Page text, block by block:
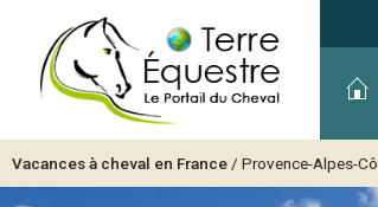
Vacances à cheval en France / Provence-Alpes-